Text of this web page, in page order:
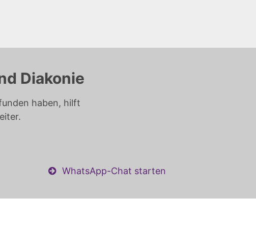
Diakonie
haben, hilft
WhatsApp-Chat starten